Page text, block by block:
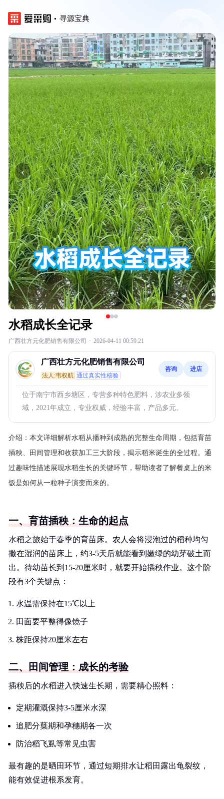
寻源宝典
‹ ›
水稻成长全记录
广西壮方元化肥销售有限公司 · 2026-04-11 00:59:21
广西壮方元化肥销售有限公司
法人:韦权航 通过真实性核验
咨询 进店
位于南宁市西乡塘区，专营多种特色肥料，涉农业多领
域，2021年成立，专业权威，经验丰富，产品多元。
介绍： 本文详细解析水稻从播种到成熟的完整生命周期，包括育苗
插秧、田间管理和收获加工三大阶段，揭示稻米诞生的全过程。通
过趣味性描述展现水稻生长的关键环节，帮助读者了解餐桌上的米
饭是如何从一粒种子演变而来的。
一、育苗插秧：生命的起点
水稻之旅始于春季的育苗床。农人会将浸泡过的稻种均匀
撒在湿润的苗床上，约3-5天后就能看到嫩绿的幼芽破土而
出。待幼苗长到15-20厘米时，就要开始插秧作业。这个阶
段有3个关键点：
水温需保持在15℃以上
田面要平整得像镜子
株距保持20厘米左右
二、田间管理：成长的考验
插秧后的水稻进入快速生长期，需要精心照料：
定期灌溉保持3-5厘米水深
追肥分蘖期和孕穗期各一次
防治稻飞虱等常见虫害
最有趣的是晒田环节，通过短期排水让稻田露出龟裂纹，
能有效促进根系发育。